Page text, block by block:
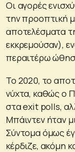
Οι αγορές
την προοπτική
αποτελέσματα
εκκρεμούσαν),
περαιτέρω
Το 2020, το
νύχτα, καθώς ο
στα exit polls,
Μπάιντεν ήταν
Σύντομα όμως
κέρδιζε, ακόμη